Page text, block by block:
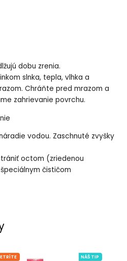
dobu zrenia.
slnka, tepla, vlhka a
Chráňte pred mrazom a
zahrievanie povrchu.
vodou. Zaschnuté zvyšky
octom (zriedenou
čističom
NÁŠ TIP